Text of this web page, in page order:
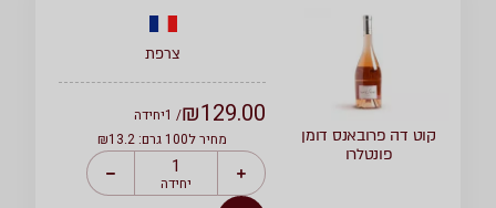
קוט דה פרובאנס דומן
פונטלרו
צרפת
₪129.00
/ 1 יחידה
מחיר ל100 גרם: ₪13.2
יחידה